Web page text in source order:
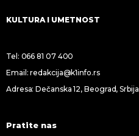
KULTURA I UMETNOST
Tel: 066 81 07 400
Email:redakcija@k1info.rs
Adresa: Dečanska 12, Beograd, Srbija
Pratite nas